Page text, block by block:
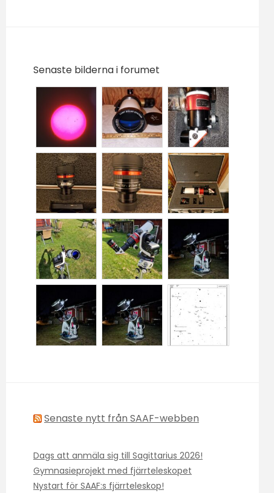
Senaste bilderna i forumet
Senaste nytt från SAAF-webben
Dags att anmäla sig till Sagittarius 2026!
Gymnasieprojekt med fjärrteleskopet
Nystart för SAAF:s fjärrteleskop!